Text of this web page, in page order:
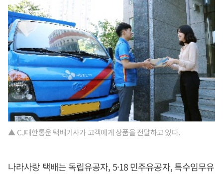
▲ CJ대한통운 택배기사가 고객에게 상품을 전달하고 있다.
나라사랑 택배는 독립유공자, 5·18 민주유공자, 특수임무유